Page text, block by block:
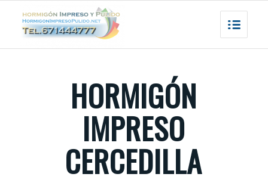
HORMIGÓN
IMPRESO
CERCEDILLA